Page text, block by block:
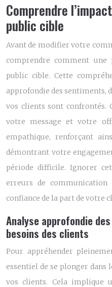
Comprendre
public cible
Avant de modifier votre
comprendre comment
public cible. Cette
approfondie des sentiments,
vos clients sont confrontés.
votre message et votre
empathique, renforçant
démontrant votre
période difficile. Ignorer
erreurs de
confiance de la part de votre
Analyse approfondie
besoins des clients
Pour appréhender
essentiel de se plonger dans
vos clients. Cela implique